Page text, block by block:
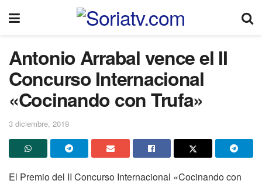
Antonio Arrabal vence el II
Concurso Internacional
«Cocinando con Trufa»
3 diciembre, 2019
El Premio del II Concurso Internacional «Cocinando con